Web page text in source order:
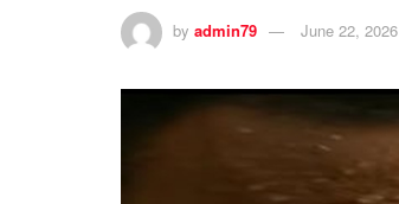
by admin79 June 22, 2026